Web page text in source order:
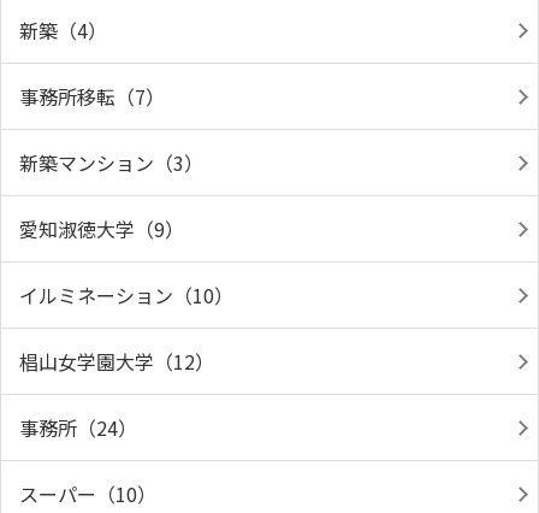
新築（4）
事務所移転（7）
新築マンション（3）
愛知淑徳大学（9）
イルミネーション（10）
椙山女学園大学（12）
事務所（24）
スーパー（10）